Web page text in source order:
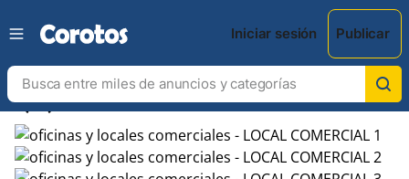
Iniciar sesión Publicar
chevron_leftchevron_right